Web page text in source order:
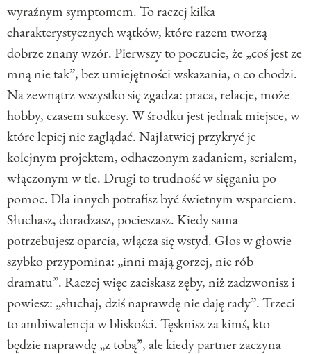
wyraźnym symptomem. To raczej kilka
charakterystycznych wątków, które razem tworzą
dobrze znany wzór. Pierwszy to poczucie, że „coś jest ze
mną nie tak”, bez umiejętności wskazania, o co chodzi.
Na zewnątrz wszystko się zgadza: praca, relacje, może
hobby, czasem sukcesy. W środku jest jednak miejsce, w
które lepiej nie zaglądać. Najłatwiej przykryć je
kolejnym projektem, odhaczonym zadaniem, serialem,
włączonym w tle. Drugi to trudność w sięganiu po
pomoc. Dla innych potrafisz być świetnym wsparciem.
Słuchasz, doradzasz, pocieszasz. Kiedy sama
potrzebujesz oparcia, włącza się wstyd. Głos w głowie
szybko przypomina: „inni mają gorzej, nie rób
dramatu”. Raczej więc zaciskasz zęby, niż zadzwonisz i
powiesz: „słuchaj, dziś naprawdę nie daję rady”. Trzeci
to ambiwalencja w bliskości. Tęsknisz za kimś, kto
będzie naprawdę „z tobą”, ale kiedy partner zaczyna